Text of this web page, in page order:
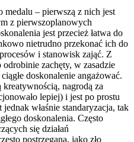
medalu – pierwszą z nich jest
z pierwszoplanowych
jest przecież łatwa do
nietrudno przekonać ich do
i stanowisk zająć. Z
zachęty, w zasadzie
doskonalenie angażować.
nagrodą za
lepiej) i jest po prostu
właśnie standaryzacja, tak
doskonalenia. Często
się działań
postrzegana, jako zło